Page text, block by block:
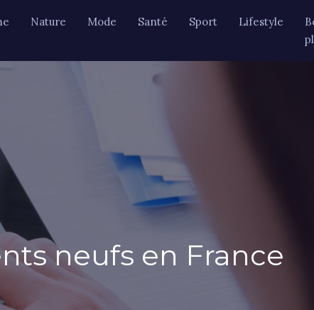
Nature Mode Santé Sport Lifestyle
neufs en France